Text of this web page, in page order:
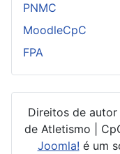
PNMC
MoodleCpC
FPA
Direitos de
de Atletismo |
Joomla! é um